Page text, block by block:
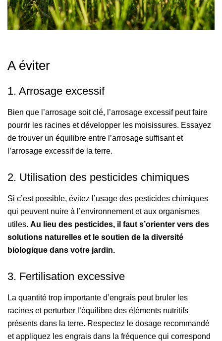
A éviter
1. Arrosage excessif
Bien que l’arrosage soit clé, l’arrosage excessif peut faire
pourrir les racines et développer les moisissures. Essayez
de trouver un équilibre entre l’arrosage suffisant et
l’arrosage excessif de la terre.
2. Utilisation des pesticides chimiques
Si c’est possible, évitez l’usage des pesticides chimiques
qui peuvent nuire à l’environnement et aux organismes
utiles. Au lieu des pesticides, il faut s’orienter vers des
solutions naturelles et le soutien de la diversité
biologique dans votre jardin.
3. Fertilisation excessive
La quantité trop importante d’engrais peut bruler les
racines et perturber l’équilibre des éléments nutritifs
présents dans la terre. Respectez le dosage recommandé
et appliquez les engrais dans la fréquence qui correspond